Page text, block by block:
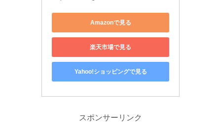
Amazonで見る
楽天市場で見る
Yahoo!ショッピングで見る
スポンサーリンク